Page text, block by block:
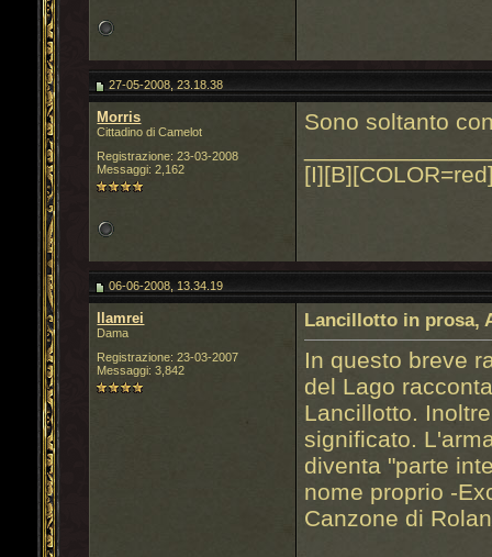
27-05-2008, 23.18.38
Morris
Cittadino di Camelot
Registrazione: 23-03-2008
Messaggi: 2,162
Sono soltanto
06-06-2008, 13.34.19
llamrei
Dama
Registrazione: 23-03-2007
Messaggi: 3,842
Lancillotto in prosa,
In questo breve
del Lago
Lancillotto.
significato.
diventa "parte
nome proprio -
Canzone di